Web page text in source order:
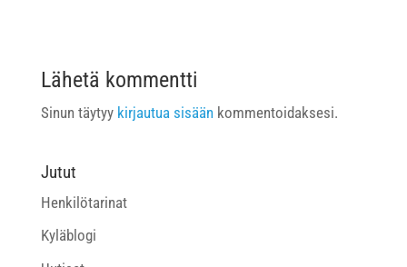
Lähetä kommentti
Sinun täytyy kirjautua sisäänkommentoidaksesi.
Jutut
Henkilötarinat
Kyläblogi